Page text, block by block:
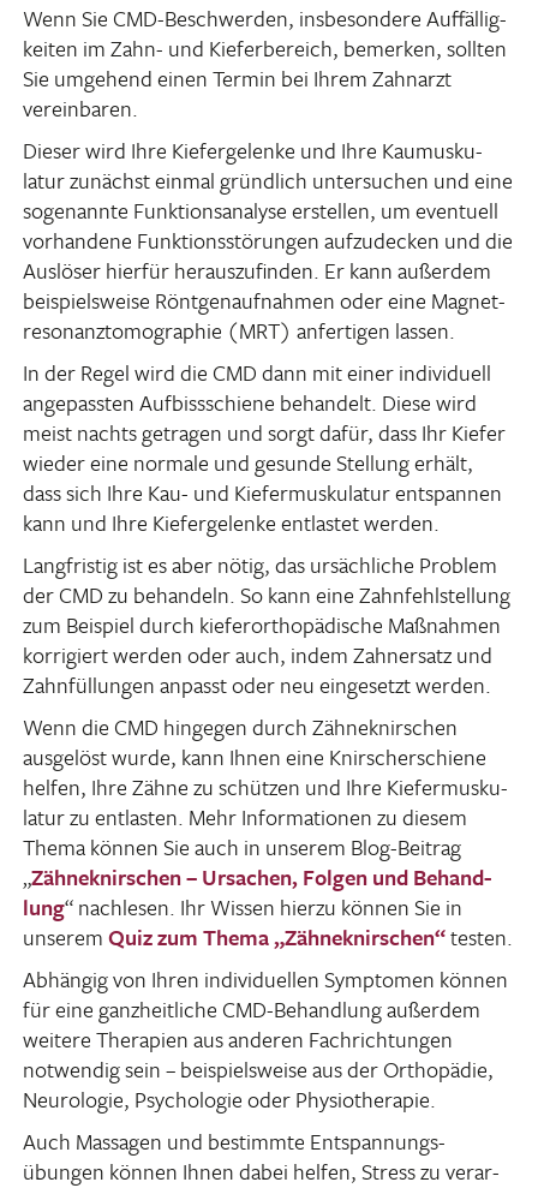
Wenn Sie CMD-Beschwerden, insbe­son­dere Auffäl­lig­
keiten im Zahn- und Kiefer­be­reich, bemerken, sollten
Sie umge­hend einen Termin bei Ihrem Zahn­arzt
vereinbaren.
Dieser wird Ihre Kiefer­ge­lenke und Ihre Kaumus­ku­
latur zunächst einmal gründ­lich unter­su­chen und eine
soge­nannte Funk­ti­ons­ana­lyse erstellen, um even­tuell
vorhan­dene Funk­ti­ons­stö­rungen aufzu­de­cken und die
Auslöser hierfür heraus­zu­finden. Er kann außerdem
beispiels­weise Rönt­gen­auf­nahmen oder eine Magnet­
re­so­nanz­to­mo­gra­phie (MRT) anfer­tigen lassen.
In der Regel wird die CMD dann mit einer indi­vi­duell
ange­passten Aufbiss­schiene behan­delt. Diese wird
meist nachts getragen und sorgt dafür, dass Ihr Kiefer
wieder eine normale und gesunde Stel­lung erhält,
dass sich Ihre Kau- und Kiefer­mus­ku­latur entspannen
kann und Ihre Kiefer­ge­lenke entlastet werden.
Lang­fristig ist es aber nötig, das ursäch­liche Problem
der CMD zu behan­deln. So kann eine Zahn­fehl­stel­lung
zum Beispiel durch kiefer­or­tho­pä­di­sche Maßnahmen
korri­giert werden oder auch, indem Zahn­ersatz und
Zahn­fül­lungen anpasst oder neu einge­setzt werden.
Wenn die CMD hingegen durch Zähne­knir­schen
ausge­löst wurde, kann Ihnen eine Knir­scher­schiene
helfen, Ihre Zähne zu schützen und Ihre Kiefermus­ku­
latur zu entlasten. Mehr Infor­ma­tionen zu diesem
Thema können Sie auch in unserem Blog-Beitrag
„Zähne­knir­schen – Ursa­chen, Folgen und Behand­
lung“ nach­lesen. Ihr Wissen hierzu können Sie in
unseremQuiz zum Thema „Zähne­knir­schen“testen.
Abhängig von Ihren indi­vi­du­ellen Symptomen können
für eine ganz­heit­liche CMD-Behand­lung außerdem
weitere Thera­pien aus anderen Fach­rich­tungen
notwendig sein – beispiels­weise aus der Ortho­pädie,
Neuro­logie, Psycho­logie oder Physiotherapie.
Auch Massagen und bestimmte Entspan­nungs­
übungen können Ihnen dabei helfen, Stress zu verar­